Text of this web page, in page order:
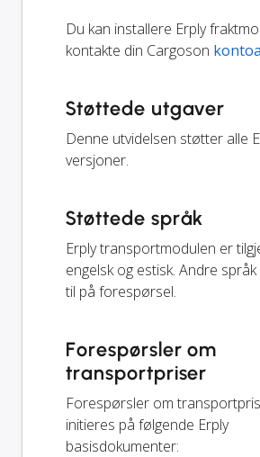
Du kan installere Erply
kontakte din Cargoson
Støttede utgaver
Denne utvidelsen støtter alle
versjoner.
Støttede språk
Erply transportmodulen er
engelsk og estisk. Andre språk
til på forespørsel.
Forespørsler om
transportpriser
Forespørsler om
initieres på følgende Erply
basisdokumenter: